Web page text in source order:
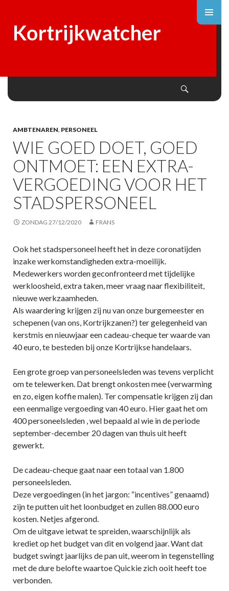
Kortrijkwatcher
AMBTENAREN, PERSONEEL
WIE GOED DOET, GOED
ONTMOET: EEN EXTRA-
VERGOEDING VOOR HET
STADSPERSONEEL
ZONDAG 27/12/2020 FRANS
Ook het stadspersoneel heeft het in deze coronatijden
inzake werkomstandigheden extra-moeilijk.
Medewerkers worden geconfronteerd met tijdelijke
werkloosheid, extra taken, meer vraag naar flexibiliteit,
nieuwe werkzaamheden.
Als waardering krijgen zij nu van onze burgemeester en
schepenen (van ons, Kortrijkzanen?) ter gelegenheid van
kerstmis en nieuwjaar een cadeau-cheque ter waarde van
40 euro, te besteden bij onze Kortrijkse handelaars.
Een grote groep van personeelsleden was tevens verplicht
om te telewerken. Dat brengt onkosten mee (verwarming
en zo, eigen koffie malen). Ter compensatie krijgen zij dan
een eenmalige vergoeding van 40 euro. Hier gaat het om
400 personeelsleden , wel bepaald al wie in de periode
september-december 20 dagen van thuis uit heeft
gewerkt.
De cadeau-cheque gaat naar een totaal van 1.800
personeelsleden.
Deze vergoedingen (in het jargon: “incentives” genaamd)
zijn te putten uit het loonbudget en zullen 88.000 euro
kosten. Netjes afgerond.
Om de uitgave ietwat te spreiden, waarschijnlijk als
krediet op het budget van dit en volgend jaar. Want dat
budget swingt jaarlijks de pan uit, weerom in tegenstelling
met de dure belofte waartoe Quickie zich ooit heeft toe
verbonden.